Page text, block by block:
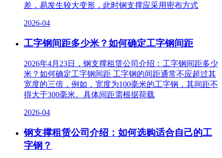
差，易发生较大变形，此时钢支撑应采用密布方式
2026-04
工字钢间距多少米？如何确定工字钢间距
2026年4月23日，钢支撑租赁公司介绍：工字钢间距多少
米？如何确定工字钢间距 工字钢的间距通常不应超过其
宽度的三倍，例如，宽度为100毫米的工字钢，其间距不
得大于300毫米。具体间距需根据荷载
2026-04
钢支撑租赁公司介绍：如何选购适合自己的工
字钢？